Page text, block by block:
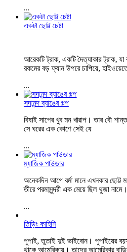
...
একটা ছোট্ট চেষ্টা
আরেকটি ট্রাক, একটি দৈত্যাকার ট্রাক,
রকমের বড় ফ্যান উপরে চাপিয়ে,
...
সদানন্দ ব্যাঙের গল্প
বিষাই সাপের খুব মন খারাপ। তার বৌ
সে ঘরের এক কোণে সেই যে
...
ম্যাজিক পাউডার
অনেকদিন আগে বর্মা মানে এখনকার ছোট্ট
তীরে পরমাসুন্দরী এক মেয়ে ছিল থুজা
...
তিড়িং কাহিনি
পুপাই, তুতাই দুই ভাইবোন। ‌পুপাইয়ের
থাকে আমেরিকায়। তাদের আমেরিকার